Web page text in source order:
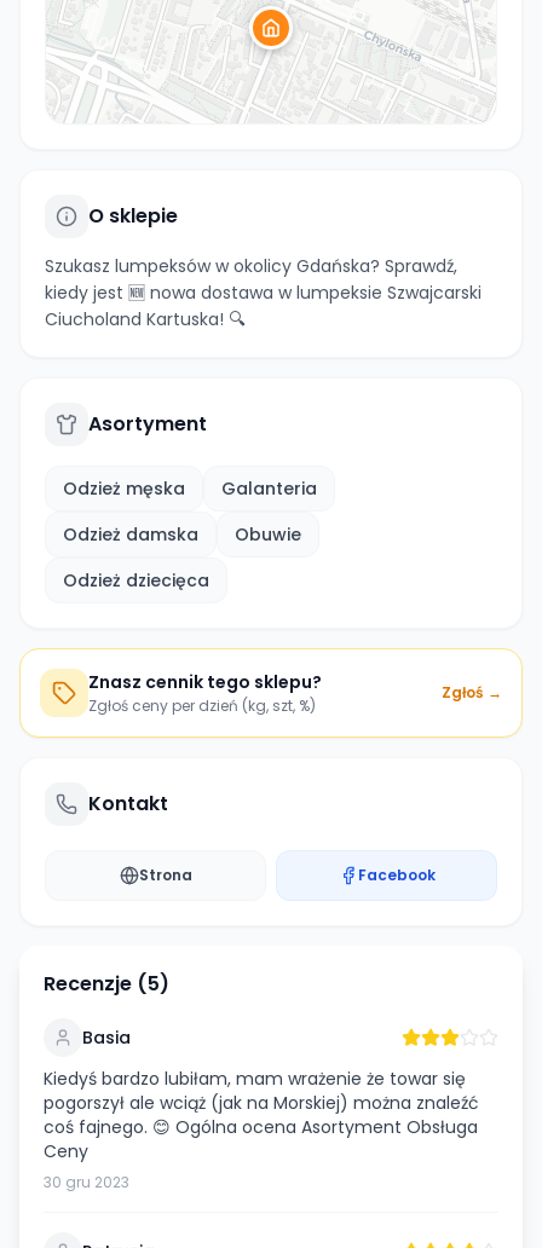
O sklepie
Szukasz lumpeksów w okolicy Gdańska? Sprawdź,
kiedy jest 🆕 nowa dostawa w lumpeksie Szwajcarski
Ciucholand Kartuska! 🔍
Asortyment
Odzież męska
Galanteria
Odzież damska
Obuwie
Odzież dziecięca
Znasz cennik tego sklepu?
Zgłoś ceny per dzień (kg, szt, %)
Zgłoś →
Kontakt
Strona Facebook
Recenzje (5)
Basia
Kiedyś bardzo lubiłam, mam wrażenie że towar się
pogorszył ale wciąż (jak na Morskiej) można znaleźć
coś fajnego. 😊 Ogólna ocena Asortyment Obsługa
Ceny
30 gru 2023